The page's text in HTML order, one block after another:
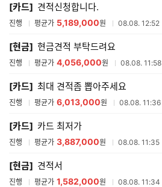
[카드] 견적신청합니다.
진행 평균가 5,189,000원 08.08. 12:52
[현금] 현금견적 부탁드려요
진행 평균가 4,056,000원 08.08. 11:58
[카드] 최대 견적좀 뽑아주세요
진행 평균가 6,013,000원 08.08. 11:36
[카드] 카드 최저가
진행 평균가 3,887,000원 08.08. 11:35
[현금] 견적서
진행 평균가 1,582,000원 08.08. 11:34